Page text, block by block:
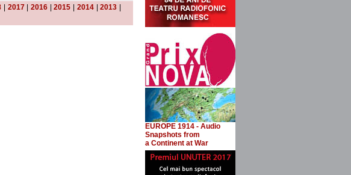
2017| 2016|2015 2014|2013
EUROPE 1914 - Audio
Snapshots from
a Continent at War